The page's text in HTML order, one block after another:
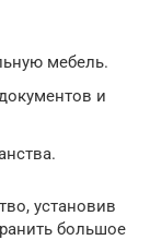
мебель.
и
установив
большое